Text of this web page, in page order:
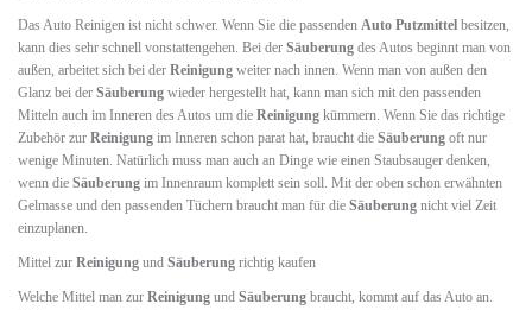
Das Auto Reinigen ist nicht schwer. Wenn Sie die passenden Auto Putzmittel besitzen,
kann dies sehr schnell vonstattengehen. Bei der Säuberung des Autos beginnt man von
außen, arbeitet sich bei der Reinigung weiter nach innen. Wenn man von außen den
Glanz bei der Säuberung wieder hergestellt hat, kann man sich mit den passenden
Mitteln auch im Inneren des Autos um die Reinigung kümmern. Wenn Sie das richtige
Zubehör zur Reinigung im Inneren schon parat hat, braucht die Säuberung oft nur
wenige Minuten. Natürlich muss man auch an Dinge wie einen Staubsauger denken,
wenn die Säuberung im Innenraum komplett sein soll. Mit der oben schon erwähnten
Gelmasse und den passenden Tüchern braucht man für die Säuberung nicht viel Zeit
einzuplanen.
Mittel zur Reinigung und Säuberung richtig kaufen
Welche Mittel man zur Reinigung und Säuberung braucht, kommt auf das Auto an.